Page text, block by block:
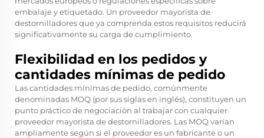
embalaje y etiquetado. Un proveedor mayorista de
destornilladores que ya comprenda estos requisitos reducirá
significativamente su carga de cumplimiento.
Flexibilidad en los pedidos y
cantidades mínimas de pedido
Las cantidades mínimas de pedido, comúnmente
denominadas MOQ (por sus siglas en inglés), constituyen un
punto práctico de negociación al trabajar con cualquier
proveedor mayorista de destornilladores. Las MOQ varían
ampliamente según si el proveedor es un fabricante o un